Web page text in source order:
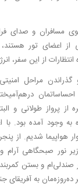
سافاری در آفریقا
صبحگاهی و
هتل کسکید و
ماجراجویی‌ ها و
قدم زدن با شیرها
در فرهنگ و حیات
سمت هتل ردیسون
مسافران و صدای
اعضای تور
انتظارات از این
مراحل
احساساتمان
از پرواز طولانی و
به وجود آمده بود.
هواپیما شدیم. از
زیر نور صبحگاهی
و بستن کمربند،
به آفریقای